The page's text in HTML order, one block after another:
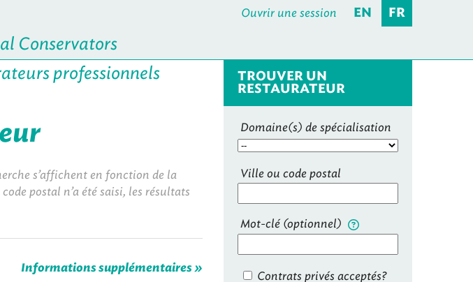
Conservators
professionnels
Ouvrir une session EN FR
TROUVER UN
RESTAURATEUR
Domaine(s) de spécialisation
Ville ou code postal
Mot-clé (optionnel)
Contrats privés acceptés?
s’affichent en fonction de la
postal n’a été saisi, les résultats
Informations supplémentaires »